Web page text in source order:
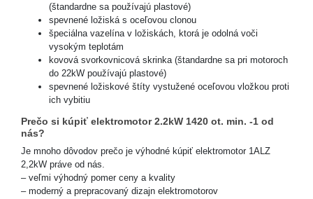
(štandardne sa používajú plastové)
spevnené ložiská s oceľovou clonou
špeciálna vazelína v ložiskách, ktorá je odolná voči
vysokým teplotám
kovová svorkovnicová skrinka (štandardne sa pri motoroch
do 22kW používajú plastové)
spevnené ložiskové štíty vystužené oceľovou vložkou proti
ich vybitiu
Prečo si kúpiť elektromotor 2.2kW 1420 ot. min. -1 od
nás?
Je mnoho dôvodov prečo je výhodné kúpiť elektromotor 1ALZ
2,2kW práve od nás.
– veľmi výhodný pomer ceny a kvality
– moderný a prepracovaný dizajn elektromotorov